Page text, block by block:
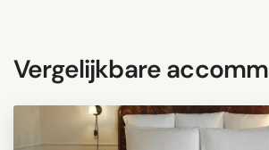
Vergelijkbare